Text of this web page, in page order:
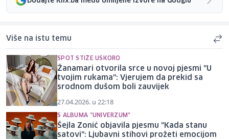
Više na istu temu
SPOT STIŽE USKORO
Žanamari otvorila srce u novoj pjesmi "U
tvojim rukama": Vjerujem da prekid sa
srodnom dušom boli zauvijek
27.04.2026. u 22:18
S ALBUMA "UNIVERZUM"
Šejla Zonić objavila pjesmu "Kada stanu
satovi": Ljubavni stihovi prožeti emocijom